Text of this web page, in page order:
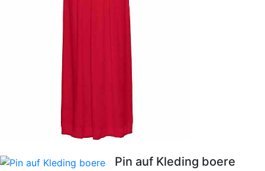
Pin auf Kleding boere